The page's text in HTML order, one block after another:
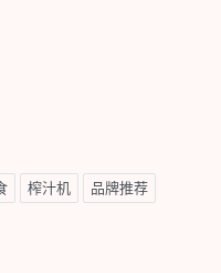
榨汁机 品牌推荐